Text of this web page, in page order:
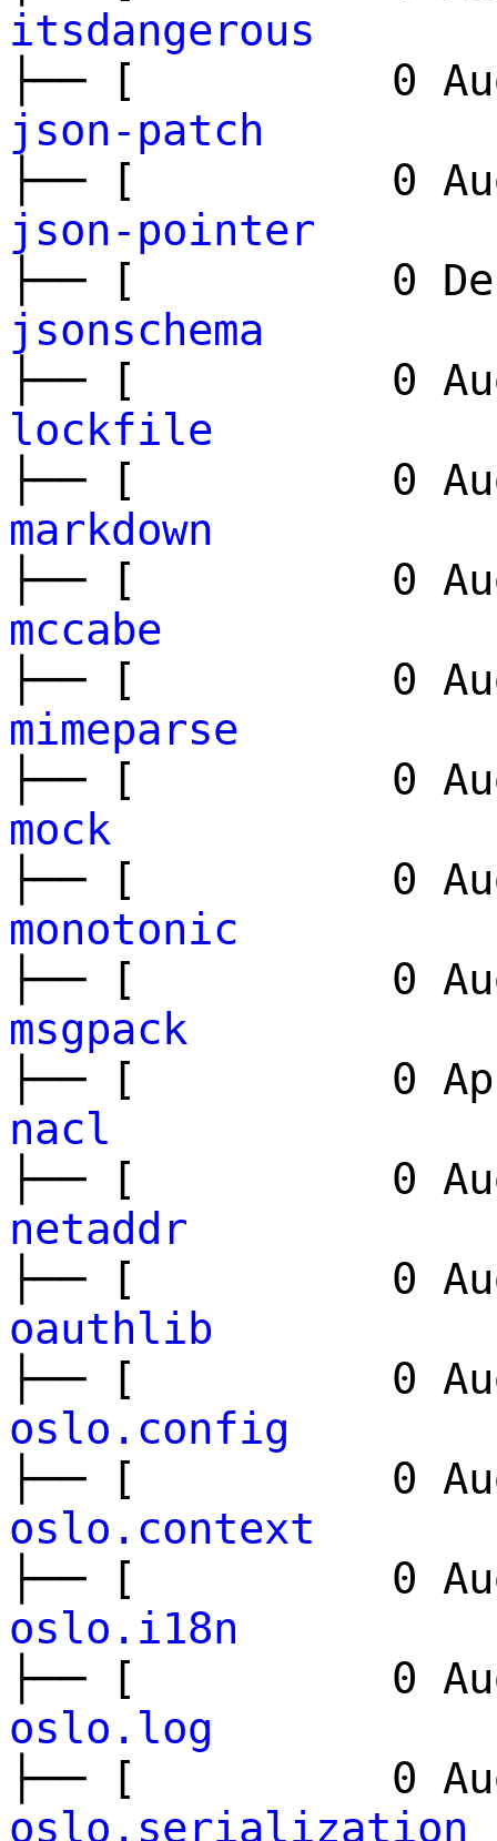
itsdangerous
├── [ 0
json-patch
├── [ 0
json-pointer
├── [ 0
jsonschema
├── [ 0
lockfile
├── [ 0
markdown
├── [ 0
mccabe
├── [ 0
mimeparse
├── [ 0
mock
├── [ 0
monotonic
├── [ 0
msgpack
├── [ 0 Apr
nacl
├── [ 0
netaddr
├── [ 0
oauthlib
├── [ 0
oslo.config
├── [ 0
oslo.context
├── [ 0
oslo.i18n
├── [ 0
oslo.log
├── [ 0
oslo.serialization